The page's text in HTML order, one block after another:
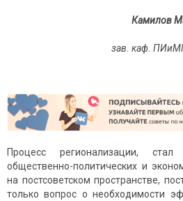
Камилов
зав. каф.
Процесс регионализации,
общественно-политических и
на постсоветском пространстве,
только вопрос о необходимости